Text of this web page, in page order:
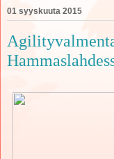
01 syyskuuta 2015